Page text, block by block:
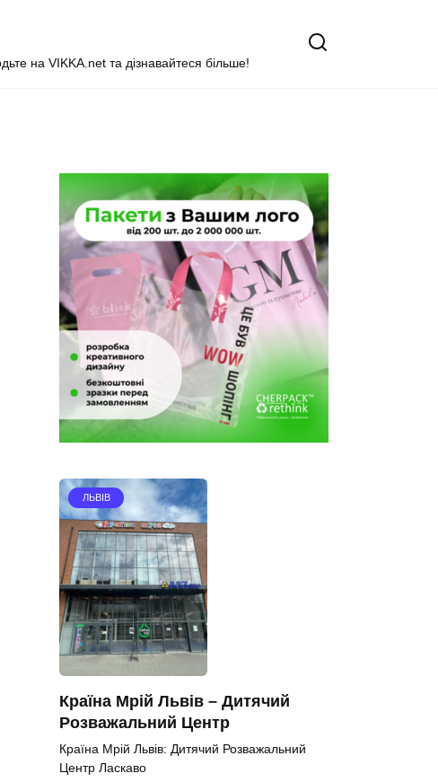
на VIKKA.net та дізнавайтеся більше!
ЛЬВІВ
Країна Мрій Львів – Дитячий
Розважальний Центр
Країна Мрій Львів: Дитячий Розважальний
Центр Ласкаво